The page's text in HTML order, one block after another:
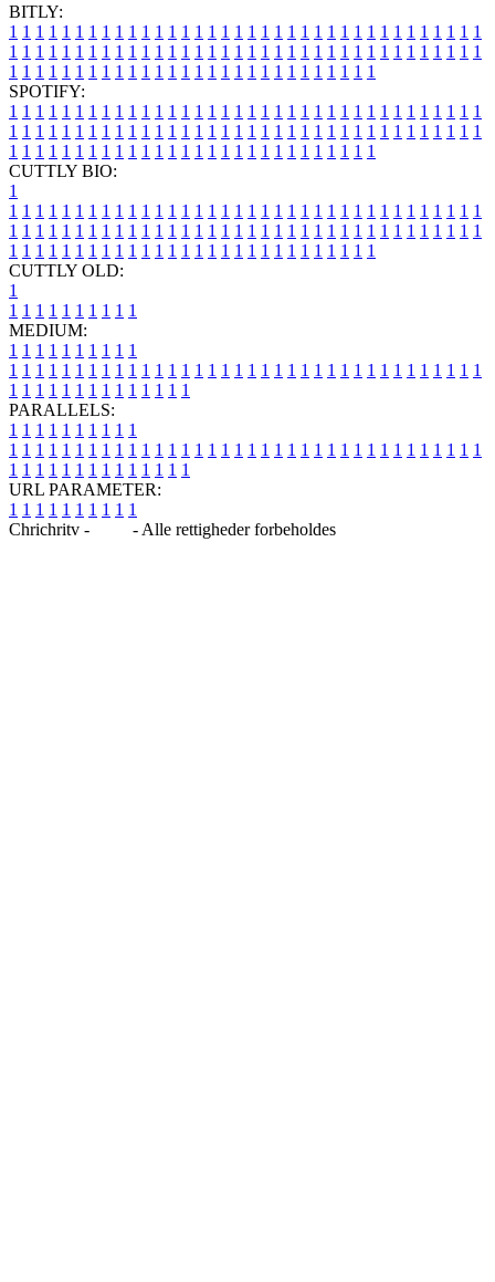
BITLY:
1 1 1 1 1 1 1 1 1 1 1 1 1 1 1 1 1 1 1 1 1 1 1 1 1 1 1 1 1 1 1 1 1 1 1 1
1 1 1 1 1 1 1 1 1 1 1 1 1 1 1 1 1 1 1 1 1 1 1 1 1 1 1 1 1 1 1 1 1 1 1 1
1 1 1 1 1 1 1 1 1 1 1 1 1 1 1 1 1 1 1 1 1 1 1 1 1 1 1 1
SPOTIFY:
1 1 1 1 1 1 1 1 1 1 1 1 1 1 1 1 1 1 1 1 1 1 1 1 1 1 1 1 1 1 1 1 1 1 1 1
1 1 1 1 1 1 1 1 1 1 1 1 1 1 1 1 1 1 1 1 1 1 1 1 1 1 1 1 1 1 1 1 1 1 1 1
1 1 1 1 1 1 1 1 1 1 1 1 1 1 1 1 1 1 1 1 1 1 1 1 1 1 1 1
CUTTLY BIO:
1
1 1 1 1 1 1 1 1 1 1 1 1 1 1 1 1 1 1 1 1 1 1 1 1 1 1 1 1 1 1 1 1 1 1 1 1
1 1 1 1 1 1 1 1 1 1 1 1 1 1 1 1 1 1 1 1 1 1 1 1 1 1 1 1 1 1 1 1 1 1 1 1
1 1 1 1 1 1 1 1 1 1 1 1 1 1 1 1 1 1 1 1 1 1 1 1 1 1 1 1
CUTTLY OLD:
1
1 1 1 1 1 1 1 1 1 1
MEDIUM:
1 1 1 1 1 1 1 1 1 1
1 1 1 1 1 1 1 1 1 1 1 1 1 1 1 1 1 1 1 1 1 1 1 1 1 1 1 1 1 1 1 1 1 1 1 1
1 1 1 1 1 1 1 1 1 1 1 1 1 1
PARALLELS:
1 1 1 1 1 1 1 1 1 1
1 1 1 1 1 1 1 1 1 1 1 1 1 1 1 1 1 1 1 1 1 1 1 1 1 1 1 1 1 1 1 1 1 1 1 1
1 1 1 1 1 1 1 1 1 1 1 1 1 1
URL PARAMETER:
1 1 1 1 1 1 1 1 1 1
Chrichritv -
- Alle rettigheder forbeholdes